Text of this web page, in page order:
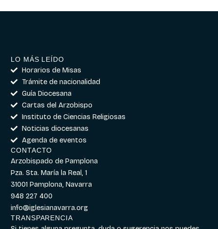
LO MÁS LEÍDO
Horarios de Misas
Trámite de nacionalidad
Guía Diocesana
Cartas del Arzobispo
Instituto de Ciencias Religiosas
Noticias diocesanas
Agenda de eventos
CONTACTO
Arzobispado de Pamplona
Pza. Sta. María la Real, 1
31001 Pamplona, Navarra
948 227 400
info@iglesianavarra.org
TRANSPARENCIA